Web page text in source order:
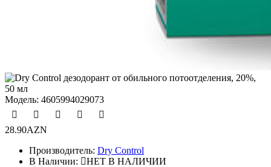
Модель: 4605994029073
28.90AZN
Производитель: Dry Control
В Наличии:
НЕТ В НАЛИЧИИ